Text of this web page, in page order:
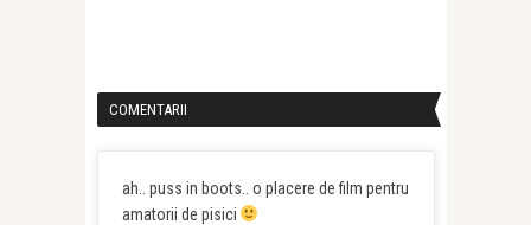
COMENTARII
ah.. puss in boots.. o placere de film pentru
amatorii de pisici